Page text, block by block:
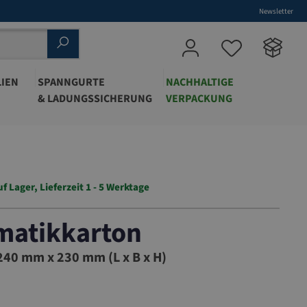
Newsletter
SPANNGURTE
& LADUNGSSICHERUNG
NACHHALTIGE
VERPACKUNG
Lager, Lieferzeit 1 - 5 Werktage
mm x 230 mm (L x B x H)